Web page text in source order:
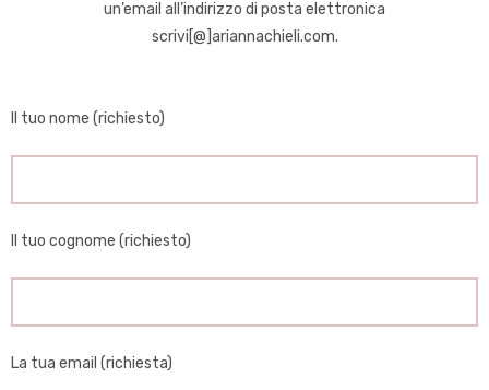
un’email all’indirizzo di posta elettronica
scrivi[@]ariannachieli.com.
Il tuo nome (richiesto)
Il tuo cognome (richiesto)
La tua email (richiesta)